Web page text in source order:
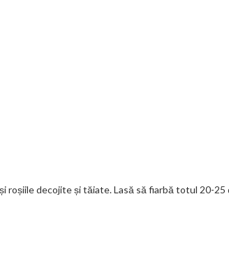
roșiile decojite și tăiate. Lasă să fiarbă totul 20-25